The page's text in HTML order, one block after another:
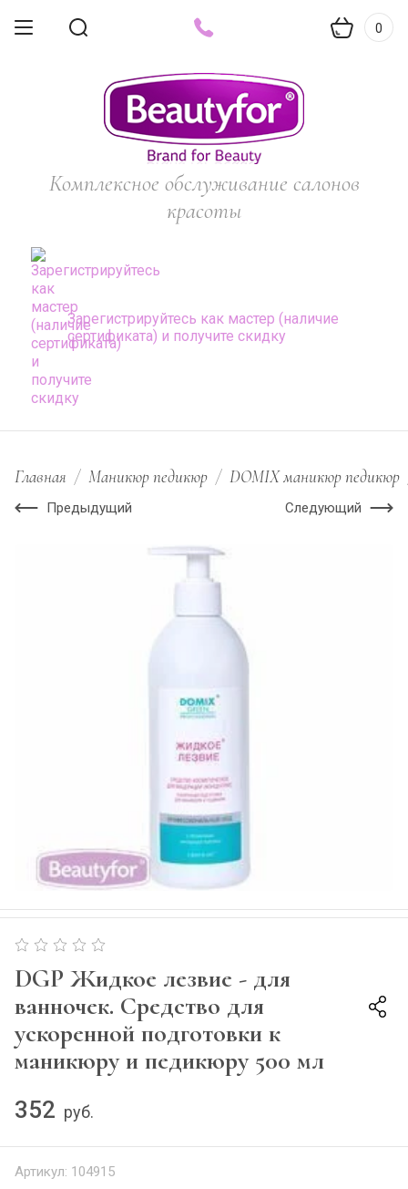
0
Комплексное обслуживание салонов
красоты
Зарегистрируйтесь как мастер (наличие
сертификата) и получите скидку
Главная / Маникюр педикюр / DOMIX маникюр педикюр
Предыдущий Следующий
DGP Жидкое лезвие - для
ванночек. Средство для
ускоренной подготовки к
маникюру и педикюру 500 мл
352 руб.
Артикул: 104915